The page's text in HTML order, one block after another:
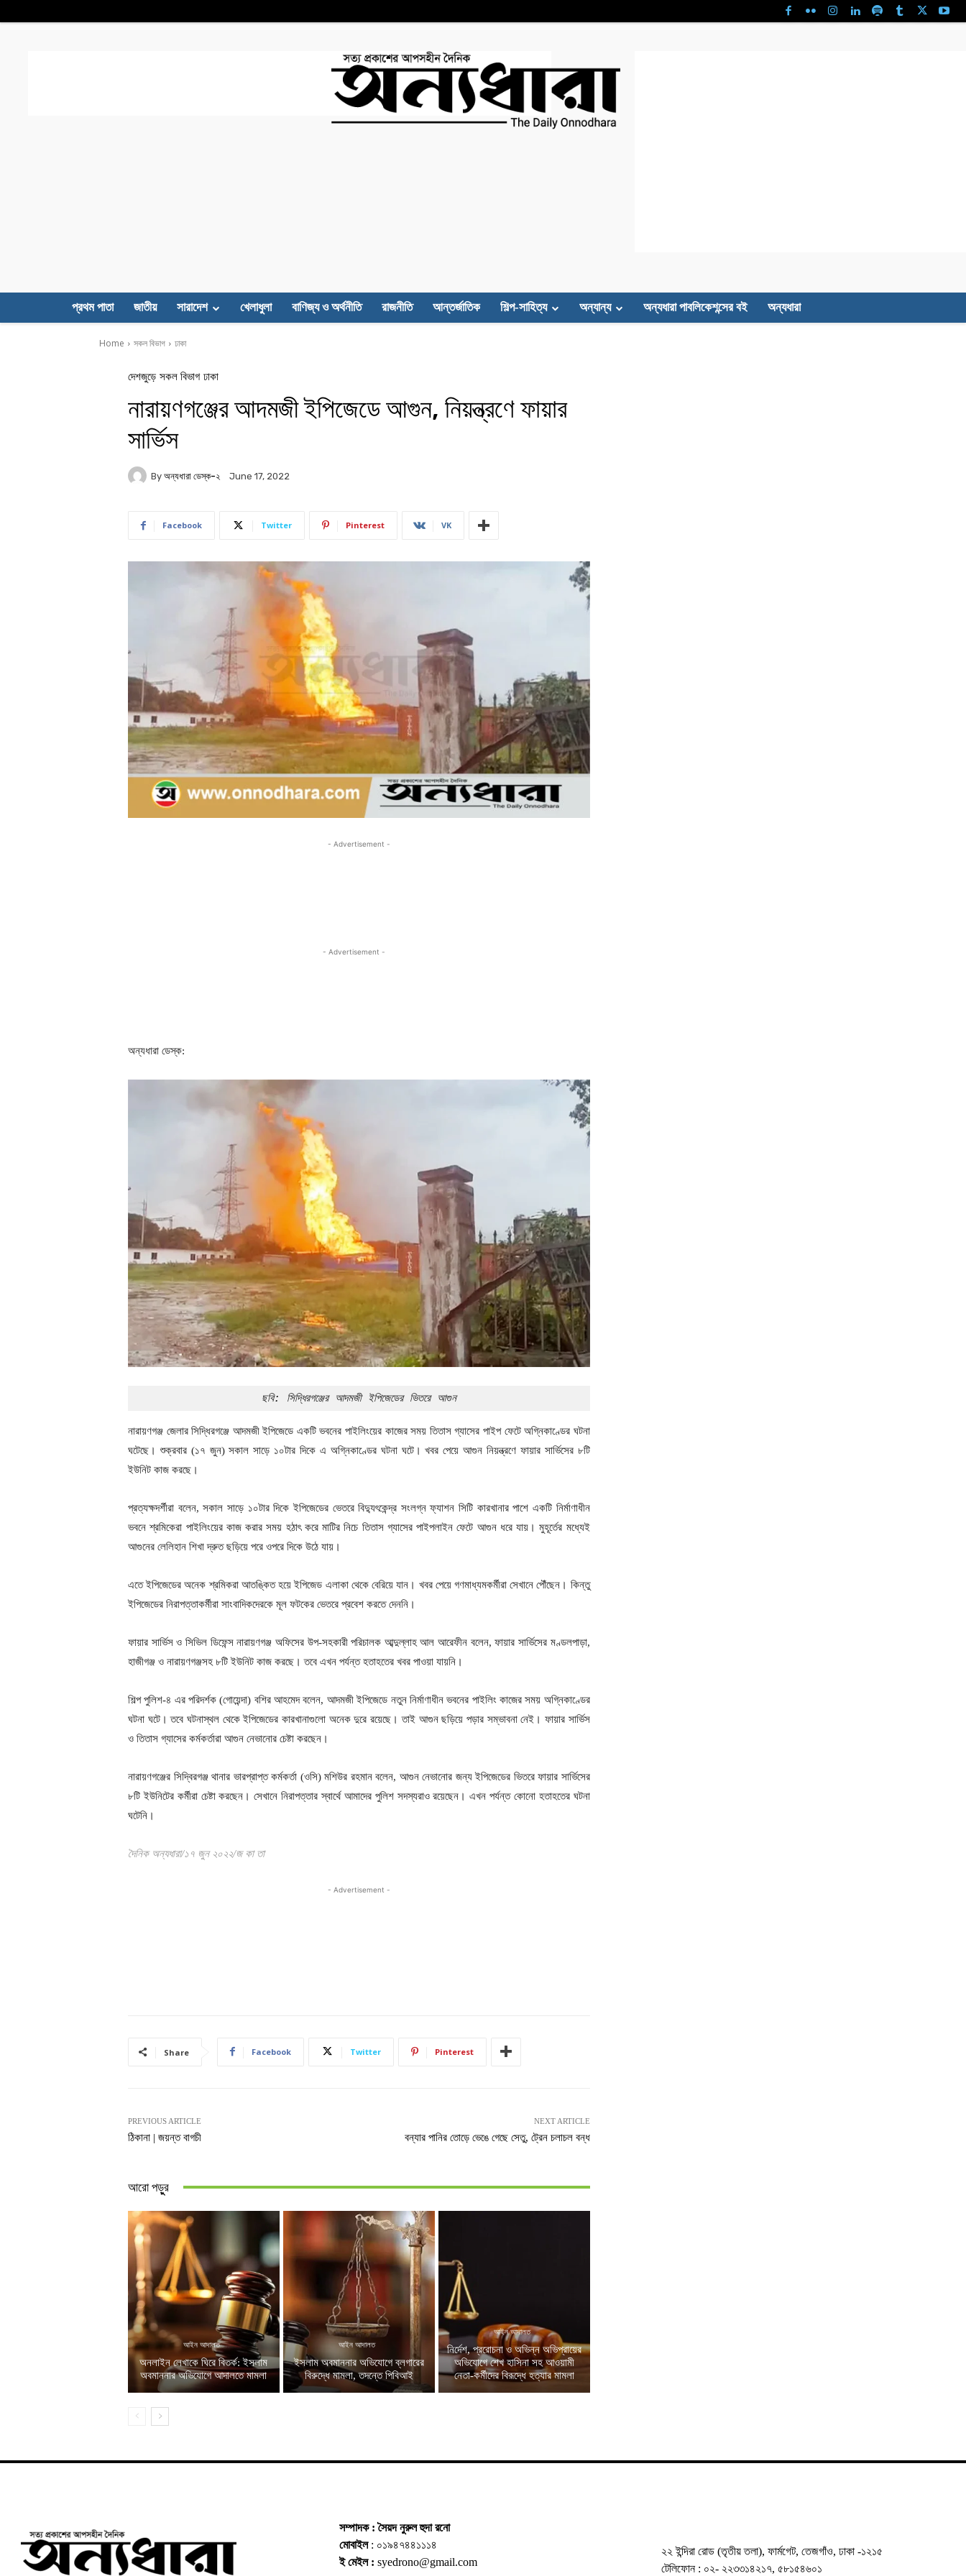
প্রথম পাতা জাতীয় সারাদেশ খেলাধুলা বাণিজ্য ও অর্থনীতি রাজনীতি আন্তর্জাতিক শিল্প-সাহিত্য অন্যান্য অন্যধারা পাবলিকেশন্সের বই অন্যধারা
Home সকল বিভাগ ঢাকা
দেশজুড়ে সকল বিভাগ ঢাকা
নারায়ণগঞ্জের আদমজী ইপিজেডে আগুন, নিয়ন্ত্রণে ফায়ার
সার্ভিস
By অন্যধারা ডেস্ক-২ June 17, 2022
Facebook Twitter Pinterest VK
- Advertisement -
- Advertisement -
অন্যধারা ডেস্ক:
ছবি: সিদ্ধিরগঞ্জের আদমজী ইপিজেডের ভিতরে আগুন
নারায়ণগঞ্জ জেলার সিদ্ধিরগঞ্জে আদমজী ইপিজেডে একটি ভবনের পাইলিংয়ের কাজের সময় তিতাস গ্যাসের পাইপ ফেটে অগ্নিকাণ্ডের ঘটনা
ঘটেছে। শুক্রবার (১৭ জুন) সকাল সাড়ে ১০টার দিকে এ অগ্নিকাণ্ডের ঘটনা ঘটে। খবর পেয়ে আগুন নিয়ন্ত্রণে ফায়ার সার্ভিসের ৮টি
ইউনিট কাজ করছে।
প্রত্যক্ষদর্শীরা বলেন, সকাল সাড়ে ১০টার দিকে ইপিজেডের ভেতরে বিদ্যুৎকেন্দ্র সংলগ্ন ফ্যাশন সিটি কারখানার পাশে একটি নির্মাণাধীন
ভবনে শ্রমিকেরা পাইলিংয়ের কাজ করার সময় হঠাৎ করে মাটির নিচে তিতাস গ্যাসের পাইপলাইন ফেটে আগুন ধরে যায়। মুহূর্তের মধ্যেই
আগুনের লেলিহান শিখা দ্রুত ছড়িয়ে পরে ওপরে দিকে উঠে যায়।
এতে ইপিজেডের অনেক শ্রমিকরা আতঙ্কিত হয়ে ইপিজেড এলাকা থেকে বেরিয়ে যান। খবর পেয়ে গণমাধ্যমকর্মীরা সেখানে পৌঁছেন। কিন্তু
ইপিজেডের নিরাপত্তাকর্মীরা সাংবাদিকদেরকে মূল ফটকের ভেতরে প্রবেশ করতে দেননি।
ফায়ার সার্ভিস ও সিভিল ডিফেন্স নারায়ণগঞ্জ অফিসের উপ-সহকারী পরিচালক আব্দুল্লাহ আল আরেফীন বলেন, ফায়ার সার্ভিসের মণ্ডলপাড়া,
হাজীগঞ্জ ও নারায়ণগঞ্জসহ ৮টি ইউনিট কাজ করছে। তবে এখন পর্যন্ত হতাহতের খবর পাওয়া যায়নি।
শিল্প পুলিশ-৪ এর পরিদর্শক (গোয়েন্দা) বশির আহমেদ বলেন, আদমজী ইপিজেডে নতুন নির্মাণাধীন ভবনের পাইলিং কাজের সময় অগ্নিকাণ্ডের
ঘটনা ঘটে। তবে ঘটনাস্থল থেকে ইপিজেডের কারখানাগুলো অনেক দুরে রয়েছে। তাই আগুন ছড়িয়ে পড়ার সম্ভাবনা নেই। ফায়ার সার্ভিস
ও তিতাস গ্যাসের কর্মকর্তারা আগুন নেভানোর চেষ্টা করছেন।
নারায়ণগঞ্জের সিদ্বিরগঞ্জ থানার ভারপ্রাপ্ত কর্মকর্তা (ওসি) মশিউর রহমান বলেন, আগুন নেভানোর জন্য ইপিজেডের ভিতরে ফায়ার সার্ভিসের
৮টি ইউনিটের কর্মীরা চেষ্টা করছেন। সেখানে নিরাপত্তার স্বার্থে আমাদের পুলিশ সদস্যরাও রয়েছেন। এখন পর্যন্ত কোনো হতাহতের ঘটনা
ঘটেনি।
দৈনিক অন্যধারা/১৭ জুন ২০২২/জ কা তা
- Advertisement -
Share Facebook Twitter Pinterest
PREVIOUS ARTICLE
ঠিকানা | জয়ন্ত বাগচী
NEXT ARTICLE
বন্যার পানির তোড়ে ভেঙে গেছে সেতু, ট্রেন চলাচল বন্ধ
আরো পড়ুুর
আইন আদালত
অনলাইন লেখাকে ঘিরে বিতর্ক: ইসলাম
অবমাননার অভিযোগে আদালতে মামলা
আইন আদালত
ইসলাম অবমাননার অভিযোগে ব্লগারের
বিরুদ্ধে মামলা, তদন্তে পিবিআই
আইন আদালত
নির্দেশ, প্ররোচনা ও অভিন্ন অভিপ্রায়ের
অভিযোগে শেখ হাসিনা সহ আওয়ামী
নেতা-কর্মীদের বিরূদ্ধে হত্যার মামলা
সম্পাদক : সৈয়দ নুরুল হুদা রনো
মোবাইল: ০১৯৪৭৪৪১১১৪
ই মেইল : syedrono@gmail.com
২২ ইন্দিরা রোড (তৃতীয় তলা), ফার্মগেট, তেজগাঁও, ঢাকা -১২১৫
টেলিফোন : ০২- ২২৩৩১৪২১৭, ৫৮১৫৪৬০১